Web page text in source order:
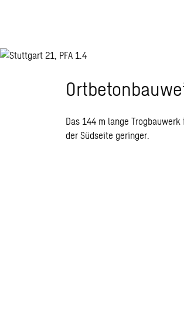
Das 144 m lange
der Südseite geringer.